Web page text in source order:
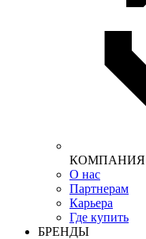
КОМПАНИЯ
О нас
Партнерам
Карьера
Где купить
БРЕНДЫ